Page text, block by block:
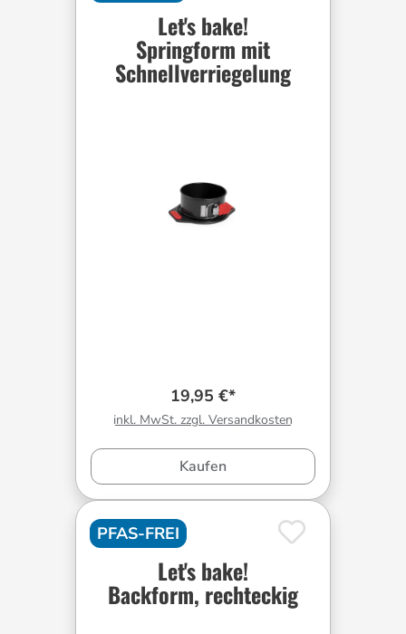
Let's bake!
Springform mit
Schnellverriegelung
19,95 €*
inkl. MwSt. zzgl. Versandkosten
Kaufen
PFAS-FREI
Let's bake!
Backform, rechteckig